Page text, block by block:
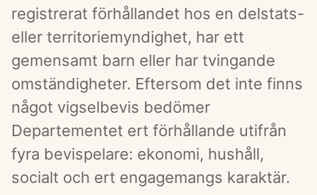
registrerat förhållandet hos en delstats-
eller territoriemyndighet, har ett
gemensamt barn eller har tvingande
omständigheter. Eftersom det inte finns
något vigselbevis bedömer
Departementet ert förhållande utifrån
fyra bevispelare: ekonomi, hushåll,
socialt och ert engagemangs karaktär.